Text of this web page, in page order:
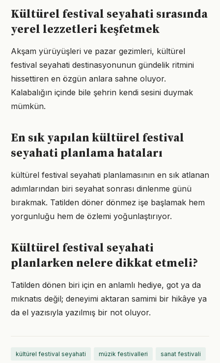
Kültürel festival seyahati sırasında
yerel lezzetleri keşfetmek
Akşam yürüyüşleri ve pazar gezimleri, kültürel
festival seyahati destinasyonunun gündelik ritmini
hissettiren en özgün anlara sahne oluyor.
Kalabalığın içinde bile şehrin kendi sesini duymak
mümkün.
En sık yapılan kültürel festival
seyahati planlama hataları
kültürel festival seyahati planlamasının en sık atlanan
adımlarından biri seyahat sonrası dinlenme günü
bırakmak. Tatilden döner dönmez işe başlamak hem
yorgunluğu hem de özlemi yoğunlaştırıyor.
Kültürel festival seyahati
planlarken nelere dikkat etmeli?
Tatilden dönen biri için en anlamlı hediye, got ya da
mıknatıs değil; deneyimi aktaran samimi bir hikâye ya
da el yazısıyla yazılmış bir not oluyor.
kültürel festival seyahati müzik festivalleri sanat festivali